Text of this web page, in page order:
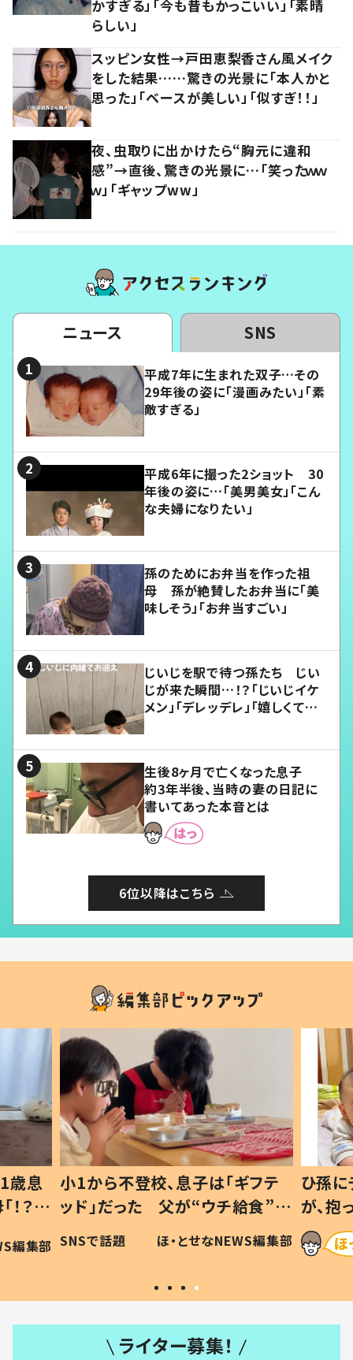
かすぎる」「今も昔もかっこいい」「素晴
らしい」
スッピン女性→戸田恵梨香さん風メイク
をした結果……驚きの光景に「本人かと
思った」「ベースが美しい」「似すぎ！！」
夜、虫取りに出かけたら“胸元に違和
感”→直後、驚きの光景に…「笑ったｗｗ
ｗ」「ギャップww」
ニュース SNS
平成7年に生まれた双子…その
29年後の姿に「漫画みたい」「素
敵すぎる」
平成6年に撮った2ショット 30
年後の姿に…「美男美女」「こん
な夫婦になりたい」
孫のためにお弁当を作った祖
母 孫が絶賛したお弁当に「美
味しそう」「お弁当すごい」
じいじを駅で待つ孫たち じい
じが来た瞬間…！？「じいじイケ
メン」「デレッデレ」「嬉しくて可
生後8ヶ月で亡くなった息子
約3年半後、当時の妻の日記に
書いてあった本音とは
6位以降はこちら
歳息
？」
編集部
小1から不登校、息子は「ギフテ
ッド」だった 父が“ウチ給食”を
作り続ける理由とは #令和の親
#令和の子
SNSで話題 ほ・とせなNEWS編集部
ひ孫
が、
「涙が
い」
ライター募集！